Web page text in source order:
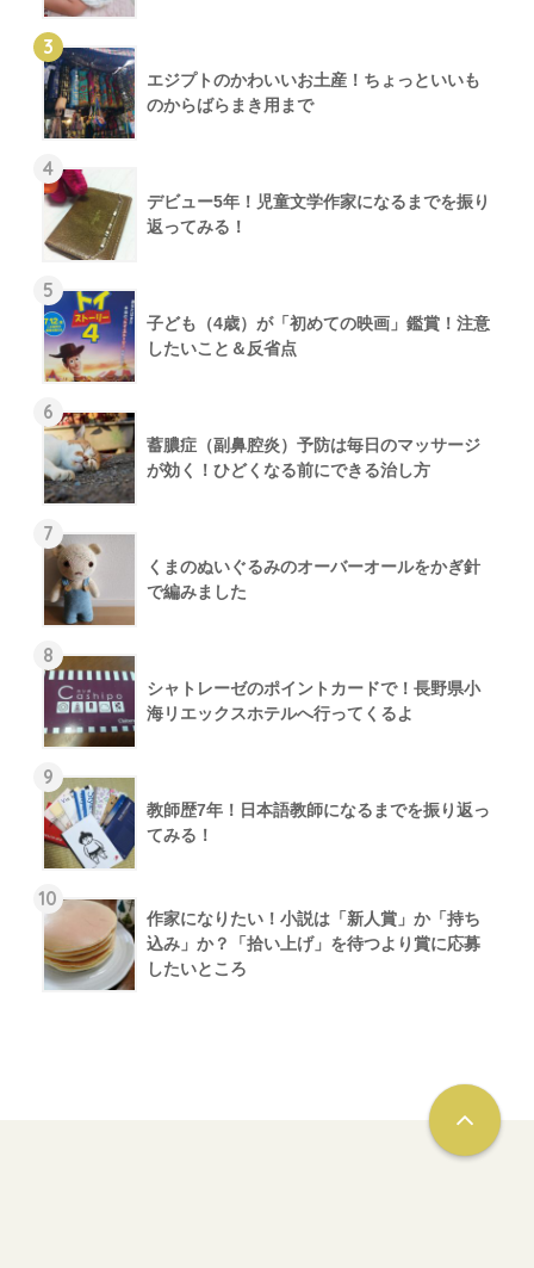
3
エジプトのかわいいお土産！ちょっといいも
のからばらまき用まで
4
デビュー5年！児童文学作家になるまでを振り
返ってみる！
5
子ども（4歳）が「初めての映画」鑑賞！注意
したいこと＆反省点
6
蓄膿症（副鼻腔炎）予防は毎日のマッサージ
が効く！ひどくなる前にできる治し方
7
くまのぬいぐるみのオーバーオールをかぎ針
で編みました
8
シャトレーゼのポイントカードで！長野県小
海リエックスホテルへ行ってくるよ
9
教師歴7年！日本語教師になるまでを振り返っ
てみる！
10
作家になりたい！小説は「新人賞」か「持ち
込み」か？「拾い上げ」を待つより賞に応募
したいところ